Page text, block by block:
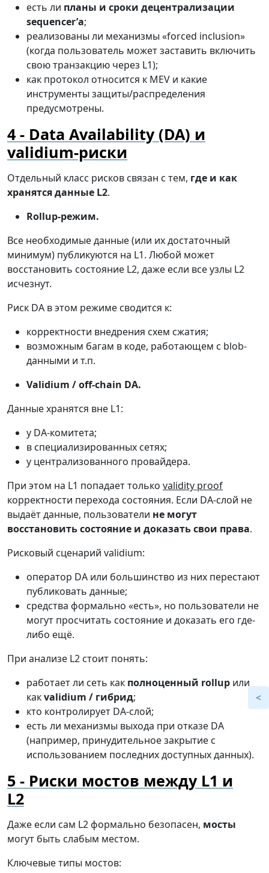
есть ли планы и сроки децентрализации
sequencer’а;
реализованы ли механизмы «forced inclusion»
(когда пользователь может заставить включить
свою транзакцию через L1);
как протокол относится к MEV и какие
инструменты защиты/распределения
предусмотрены.
Data Availability (DA) и
validium-риски
Отдельный класс рисков связан с тем, где и как
хранятся данные L2.
Rollup-режим.
Все необходимые данные (или их достаточный
минимум) публикуются на L1. Любой может
восстановить состояние L2, даже если все узлы L2
исчезнут.
Риск DA в этом режиме сводится к:
корректности внедрения схем сжатия;
возможным багам в коде, работающем с blob-
данными и т.п.
Validium / off-chain DA.
Данные хранятся вне L1:
у DA-комитета;
в специализированных сетях;
у централизованного провайдера.
При этом на L1 попадает только validity proof
корректности перехода состояния. Если DA-слой не
выдаёт данные, пользователи не могут
восстановить состояние и доказать свои права.
Рисковый сценарий validium:
оператор DA или большинство из них перестают
публиковать данные;
средства формально «есть», но пользователи не
могут просчитать состояние и доказать его где-
либо ещё.
При анализе L2 стоит понять:
работает ли сеть как полноценный rollup или
какvalidium / гибрид;
кто контролирует DA-слой;
есть ли механизмы выхода при отказе DA
(например, принудительное закрытие с
использованием последних доступных данных).
Риски мостов между L1 и
L2
Даже если сам L2 формально безопасен, мосты
могут быть слабым местом.
Ключевые типы мостов: